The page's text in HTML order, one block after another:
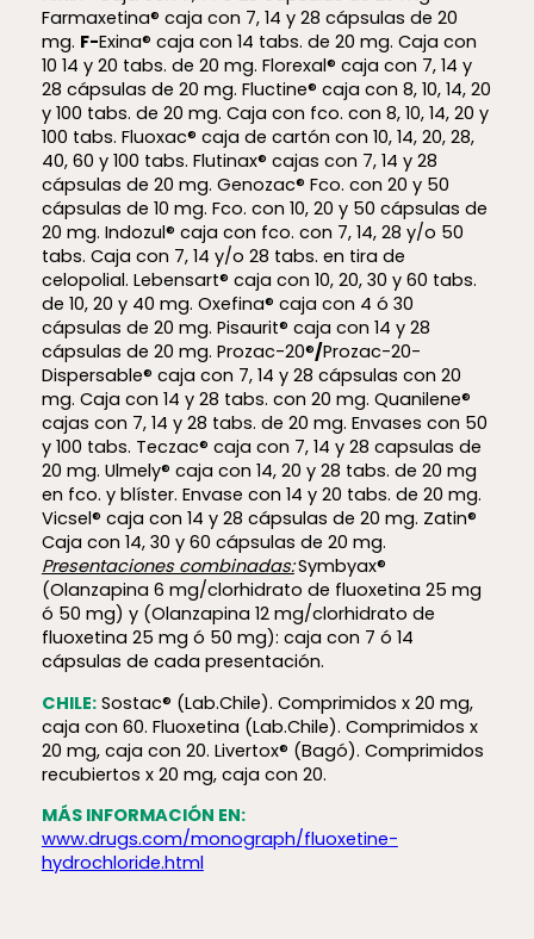
Farmaxetina® caja con 7, 14 y 28 cápsulas de 20
mg. F-Exina® caja con 14 tabs. de 20 mg. Caja con
10 14 y 20 tabs. de 20 mg. Florexal® caja con 7, 14 y
28 cápsulas de 20 mg. Fluctine® caja con 8, 10, 14, 20
y 100 tabs. de 20 mg. Caja con fco. con 8, 10, 14, 20 y
100 tabs. Fluoxac® caja de cartón con 10, 14, 20, 28,
40, 60 y 100 tabs. Flutinax® cajas con 7, 14 y 28
cápsulas de 20 mg. Genozac® Fco. con 20 y 50
cápsulas de 10 mg. Fco. con 10, 20 y 50 cápsulas de
20 mg. Indozul® caja con fco. con 7, 14, 28 y/o 50
tabs. Caja con 7, 14 y/o 28 tabs. en tira de
celopolial. Lebensart® caja con 10, 20, 30 y 60 tabs.
de 10, 20 y 40 mg. Oxefina® caja con 4 ó 30
cápsulas de 20 mg. Pisaurit® caja con 14 y 28
cápsulas de 20 mg. Prozac-20®/Prozac-20-
Dispersable® caja con 7, 14 y 28 cápsulas con 20
mg. Caja con 14 y 28 tabs. con 20 mg. Quanilene®
cajas con 7, 14 y 28 tabs. de 20 mg. Envases con 50
y 100 tabs. Teczac® caja con 7, 14 y 28 capsulas de
20 mg. Ulmely® caja con 14, 20 y 28 tabs. de 20 mg
en fco. y blíster. Envase con 14 y 20 tabs. de 20 mg.
Vicsel® caja con 14 y 28 cápsulas de 20 mg. Zatin®
Caja con 14, 30 y 60 cápsulas de 20 mg.
Presentaciones combinadas:Symbyax®
(Olanzapina 6 mg/clorhidrato de fluoxetina 25 mg
ó 50 mg) y (Olanzapina 12 mg/clorhidrato de
fluoxetina 25 mg ó 50 mg): caja con 7 ó 14
cápsulas de cada presentación.
CHILE:Sostac® (Lab.Chile). Comprimidos x 20 mg,
caja con 60. Fluoxetina (Lab.Chile). Comprimidos x
20 mg, caja con 20. Livertox® (Bagó). Comprimidos
recubiertos x 20 mg, caja con 20.
MÁS INFORMACIÓN EN:
www.drugs.com/monograph/fluoxetine-
hydrochloride.html